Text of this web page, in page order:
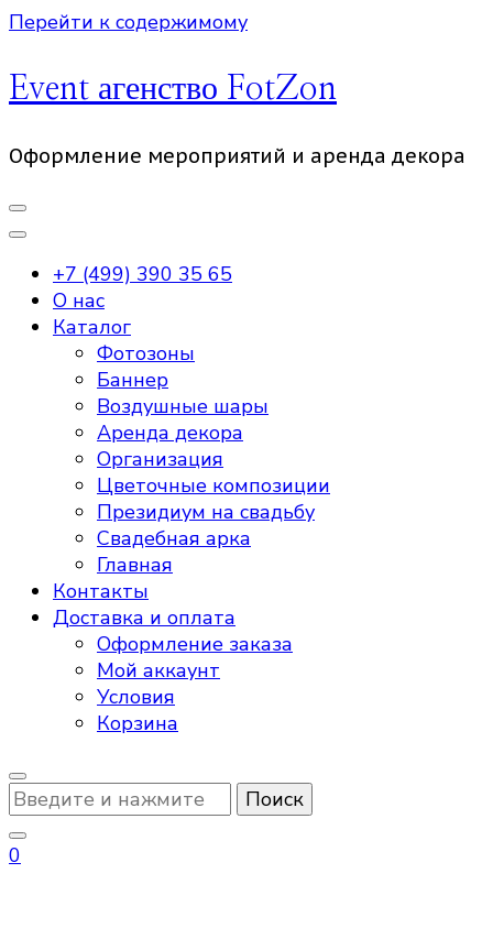
Перейти к содержимому
Event агенство FotZon
Оформление мероприятий и аренда декора
+7 (499) 390 35 65
О нас
Каталог
Фотозоны
Баннер
Воздушные шары
Аренда декора
Организация
Цветочные композиции
Президиум на свадьбу
Свадебная арка
Главная
Контакты
Доставка и оплата
Оформление заказа
Мой аккаунт
Условия
Корзина
Ищите
что-
то?
0